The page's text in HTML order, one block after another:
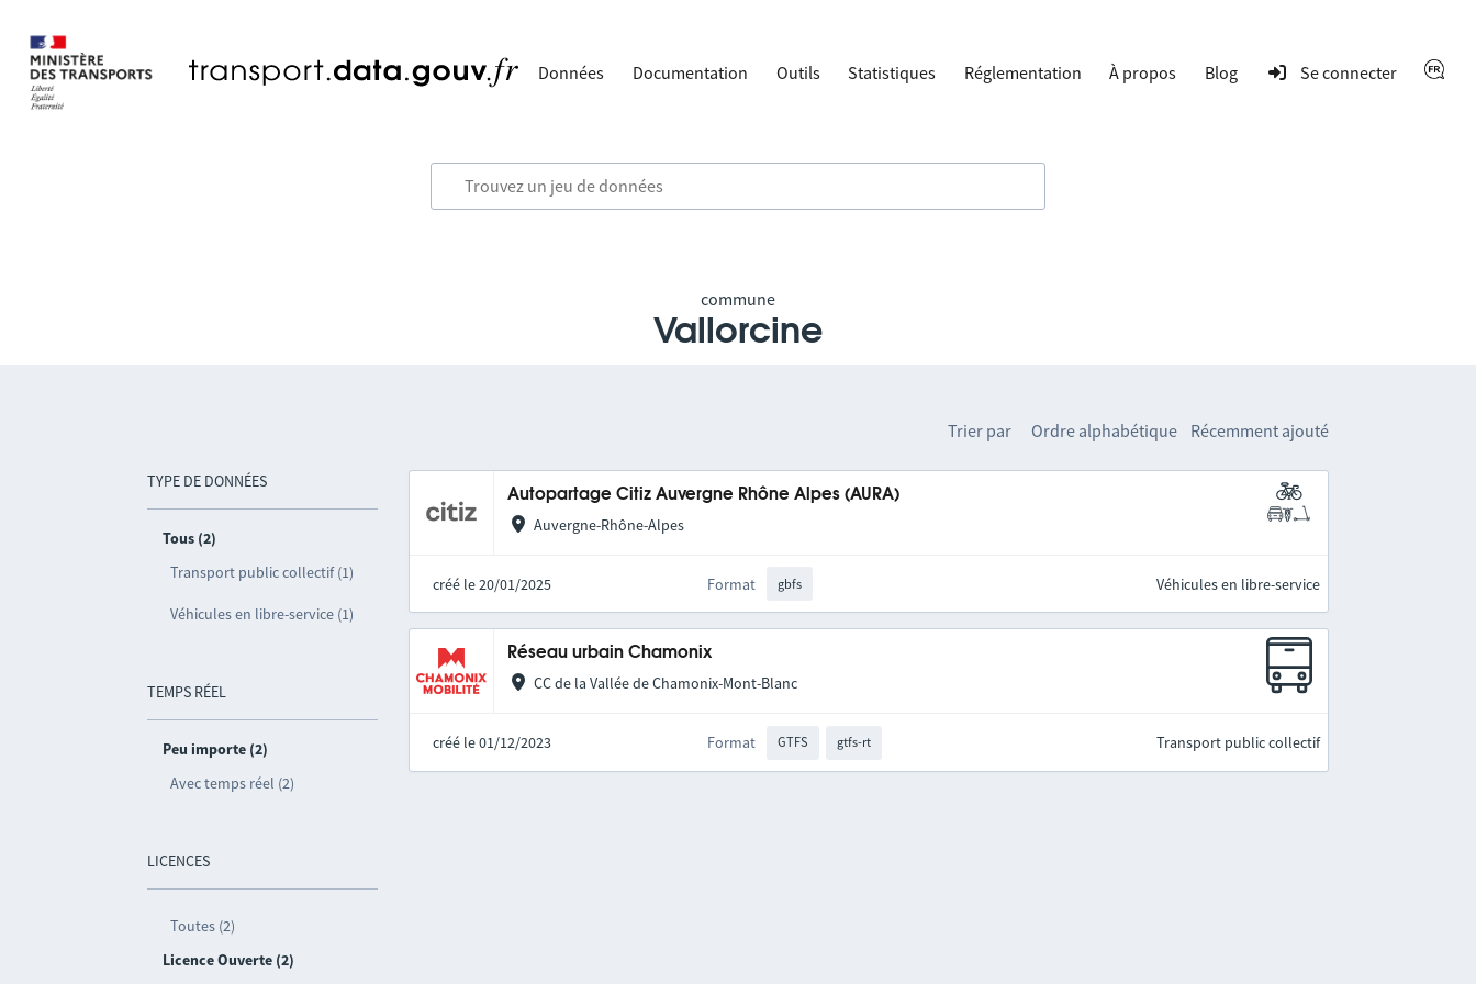
Données Documentation Outils Statistiques Réglementation À propos Blog Se connecter
commune
Vallorcine
TYPE DE DONNÉES
Tous (2)
Transport public collectif (1)
Véhicules en libre-service (1)
TEMPS RÉEL
Peu importe (2)
Avec temps réel (2)
LICENCES
Toutes (2)
Licence Ouverte (2)
Trier par Ordre alphabétique Récemment ajouté
Autopartage Citiz Auvergne Rhône Alpes (AURA)
Auvergne-Rhône-Alpes
créé le 20/01/2025 Format gbfs Véhicules en libre-service
Réseau urbain Chamonix
CC de la Vallée de Chamonix-Mont-Blanc
créé le 01/12/2023 Format GTFS gtfs-rt Transport public collectif